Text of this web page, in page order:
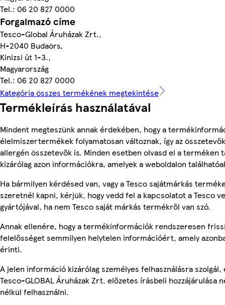
Tel.: 06 20 827 0000
Forgalmazó címe
Tesco-Global Áruházak Zrt.,
H-2040 Budaörs,
Kinizsi út 1-3.,
Magyarország
Tel.: 06 20 827 0000
Kategória összes termékének megtekintése
Termékleírás használatával
Mindent megteszünk annak érdekében, hogy a
élelmiszertermékek folyamatosan változnak, így az
allergén összetevők is. Minden esetben olvasd el a terméken
kizárólag azon információkra, amelyek a weboldalon
Ha bármilyen kérdésed van, vagy a Tesco sajátmárkás
szeretnél kapni, kérjük, hogy vedd fel a kapcsolatot a Tesco
gyártójával, ha nem Tesco saját márkás termékről van szó.
Annak ellenére, hogy a termékinformációk rendszeresen
felelősséget semmilyen helytelen információért, amely
érinti.
A jelen információ kizárólag személyes felhasználásra
Tesco-GLOBAL Áruházak Zrt. előzetes írásbeli hozzájárulása
nélkül felhasználni.